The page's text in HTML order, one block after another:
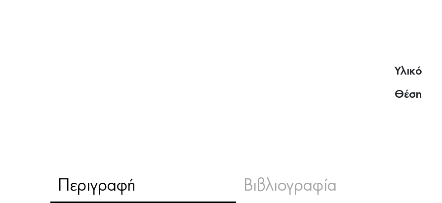
Υλικό
Θέση
Περιγραφή Βιβλιογραφία